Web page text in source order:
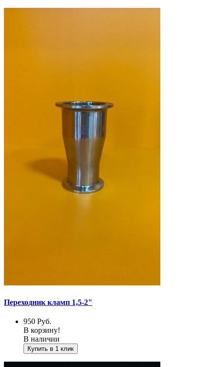
Переходник кламп 1,5-2"
950 Руб.
В корзину!
В наличии
Купить в 1 клик